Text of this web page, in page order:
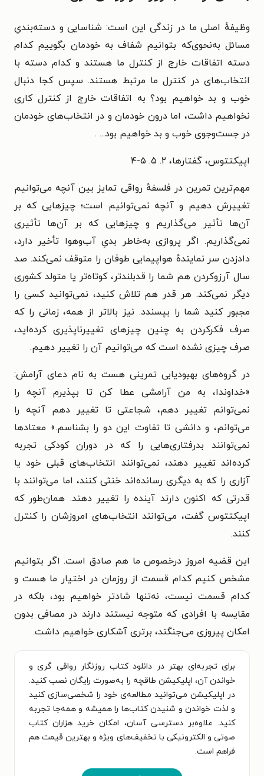
وظیفهٔ اصلی ما در زندگی این است: شناسایی و دسته‌بندیِ
مسائل به‌نحوی‌که بتوانیم شفاف به خودمان بگوییم کدام
دسته اتفاقات خارج از کنترل ما هستند و کدام دسته با
انتخاب‌های در کنترل ما مرتبط هستند. سپس کجا دنبال
خوب و بد خواهیم بود؟ به اتفاقات خارج از کنترل کاری
نخواهیم داشت، اما درون خودمان و در انتخاب‌های خودمان
در جست‌وجوی خوب و بد خواهیم بود... .
اپیکتتوس، گفتارها، ۲. ۵. ۵-۴
مهم‌ترین تمرین در فلسفهٔ رواقی تمایز بین آنچه می‌توانیم
تغییرش دهیم و آنچه نمی‌توانیم است؛ چیزهایی که بر
آن‌ها تأثیر می‌گذاریم و چیزهایی که بر آن‌ها تأثیری
نمی‌گذاریم. اگر پروازی به‌خاطر بدیِ آب‌وهوا تأخیر دارد،
دادزدن سر نمایندهٔ هواپیمایی طوفان را متوقف نمی‌کند. صد
سال آرزوکردن هم شما را قدبلندتر، کوتاه‌تر یا متولد کشوری
دیگر نمی‌کند. هر قدر هم تلاش کنید، نمی‌توانید کسی را
مجبور کنید شما را بپسندد. نیز بالاتر از همه، زمانی را که
صرف فکرکردن به چنین چیزهای تغییرناپذیری کرده‌اید،
صرف چیزی نشده است که می‌توانیم آن را تغییر دهیم.
در گروه‌های بهبودیابی تمرینی هست به نام دعای آرامش:
«خداوندا، به من آرامشی عطا کن تا بپذیرم آنچه را
نمی‌توانم تغییر دهم، شجاعتی تا تغییر دهم آنچه را
می‌توانم، و دانشی تا تفاوت این دو را بشناسم.» معتادها
نمی‌توانند بدرفتاری‌هایی را که در دوران کودکی تجربه
کرده‌اند تغییر دهند، نمی‌توانند انتخاب‌های قبلی خود یا
آزاری را که به دیگری رسانده‌اند خنثی کنند، اما می‌توانند با
قدرتی که اکنون دارند آینده را تغییر دهند. همان‌طور که
اپیکتتوس گفت، می‌توانند انتخاب‌های امروزشان را کنترل
کنند.
این قضیه امروز درخصوص ما هم صادق است. اگر بتوانیم
مشخص کنیم کدام قسمت از روزمان در اختیار ما هست و
کدام قسمت نیست، نه‌تنها شادتر خواهیم بود، بلکه در
مقایسه با افرادی که متوجه نیستند دارند در مصافی بدون
امکان پیروزی می‌جنگند، برتری آشکاری خواهیم داشت.
برای تجربه‌ای بهتر در دانلود کتاب روزنگار رواقی گری و
خواندن آن، اپلیکیشن طاقچه را به‌صورت رایگان نصب کنید.
در اپلیکیشن می‌توانید مطالعه‌ی خود را شخصی‌سازی کنید
و لذت خواندن و شنیدن کتاب‌ها را همیشه و همه‌جا تجربه
کنید. علاوه‌بر دسترسی آسان، امکان خرید هزاران کتاب
صوتی و الکترونیکی با تخفیف‌های ویژه و بهترین قیمت هم
فراهم است.